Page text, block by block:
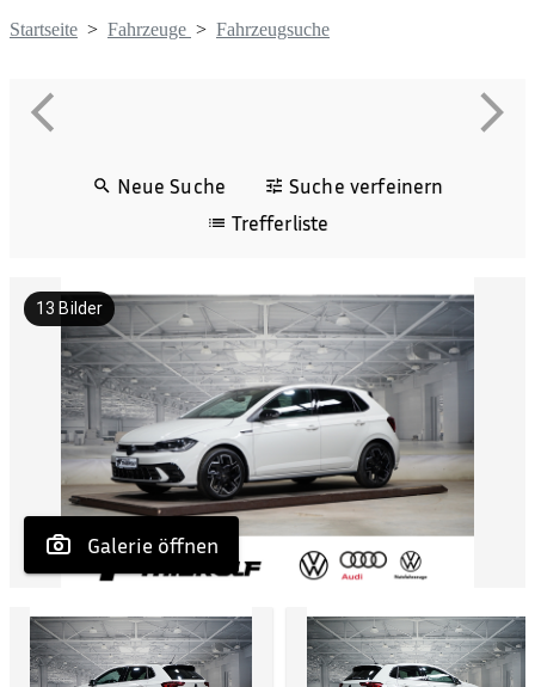
Startseite > Fahrzeuge > Fahrzeugsuche
Neue Suche
Suche verfeinern
Trefferliste
Galerie öffnen
13 Bilder